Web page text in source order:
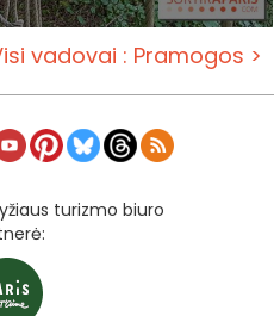
vadovai : Pramogos >
turizmo biuro